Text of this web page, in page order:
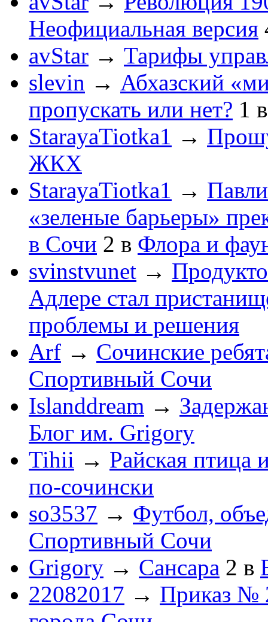
Неофициальная версия
avStar → Тарифы
slevin → Абхазский
пропускать или нет? 1
StarayaTiotka1 →
ЖКХ
StarayaTiotka1 →
«зеленые барьеры»
в Сочи 2 в Флора и
svinstvunet →
Адлере стал
проблемы и решения
Arf → Сочинские
Спортивный Сочи
Islanddream →
Блог им. Grigory
Tihii → Райская птица
по-cочински
so3537 → Футбол,
Спортивный Сочи
Grigory → Сансара 2 в
22082017 → Приказ №